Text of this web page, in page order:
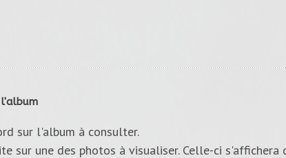
sur l'album à consulter.
sur une des photos à visualiser. Celle-ci s'affichera